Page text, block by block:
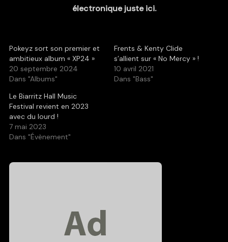
électronique juste ici.
Pokeyz sort son premier et
ambitieux album « XP24 »
20 septembre 2024
Dans "Albums"
Frents & Kenty Clide
s’allient sur « No Mercy » !
10 avril 2021
Dans "Bass"
Le Biarritz Hall Music
Festival revient en 2023
avec du lourd !
7 mai 2023
Dans "Évènement"